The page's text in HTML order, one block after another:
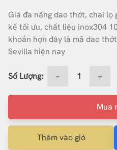
Giá đa năng dao thớt, chai lọ
kế tối ưu, chất liệu inox304
khoắn hợn đây là mã dao
Sevilla hiện nay
Số Lượng: − +
Mua
Thêm vào giỏ